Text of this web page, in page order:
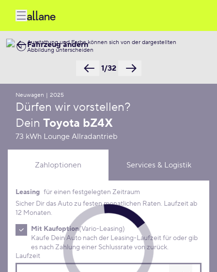
Ausstattung und Farbe können sich von der dargestellten
Abbildung unterscheiden
1/32
Fahrzeug ändern
Neuwagen | 2025
Dürfen wir vorstellen?
Dein Toyota bZ4X
73 kWh Lounge Allradantrieb
Zahloptionen Services & Logistik
Leasing Konditionen
Leasing für einen festgelegten Zeitraum
Sicher Dir das Auto zu festen monatlichen Raten. Laufzeit ab
12 Monaten.
Mit Kaufoption(Vario-Leasing)
Kaufe Dein Auto nach der Leasing-Laufzeit für oder gib
es nach Zahlung einer Schlussrate von zurück.
Laufzeit